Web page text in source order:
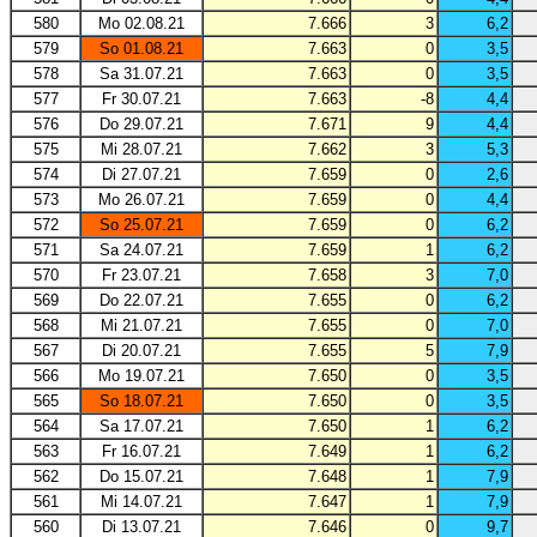
580
Mo 02.08.21 7.666 3
6,2
579
So 01.08.21 7.663 0
3,5
578
Sa 31.07.21 7.663 0
3,5
577
Fr 30.07.21 7.663 -8
4,4
576
Do 29.07.21 7.671 9
4,4
575
Mi 28.07.21 7.662 3
5,3
574
Di 27.07.21 7.659 0
2,6
573
Mo 26.07.21 7.659 0
4,4
572
So 25.07.21 7.659 0
6,2
571
Sa 24.07.21 7.659 1
6,2
570
Fr 23.07.21 7.658 3
7,0
569
Do 22.07.21 7.655 0
6,2
568
Mi 21.07.21 7.655 0
7,0
567
Di 20.07.21 7.655 5
7,9
566
Mo 19.07.21 7.650 0
3,5
565
So 18.07.21 7.650 0
3,5
564
Sa 17.07.21 7.650 1
6,2
563
Fr 16.07.21 7.649 1
6,2
562
Do 15.07.21 7.648 1
7,9
561
Mi 14.07.21 7.647 1
7,9
560
Di 13.07.21 7.646 0 9,7